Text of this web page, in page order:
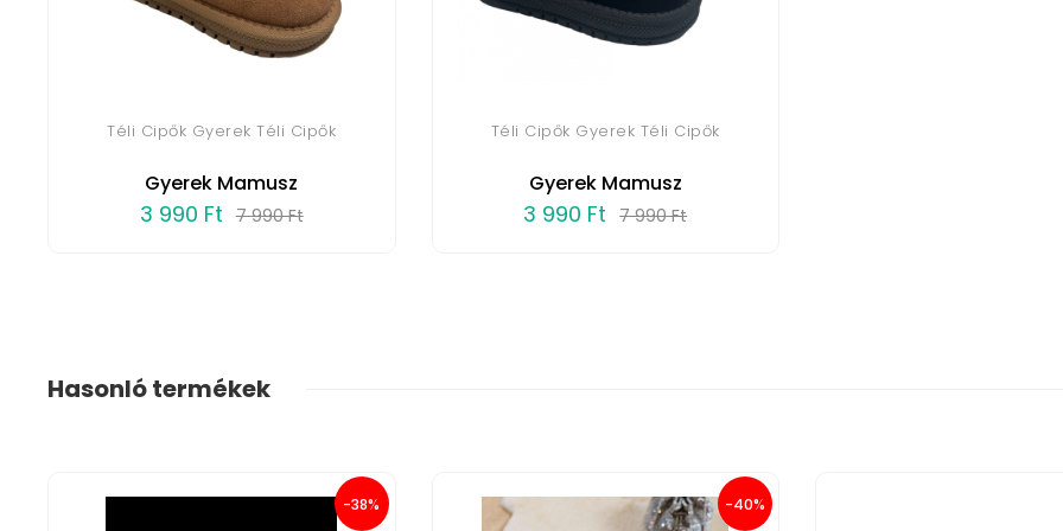
Téli Cipők Gyerek Téli Cipők
Gyerek Mamusz
3 990 Ft 7 990 Ft
Téli Cipők Gyerek Téli Cipők
Gyerek Mamusz
3 990 Ft 7 990 Ft
Hasonló termékek
-38% -40%